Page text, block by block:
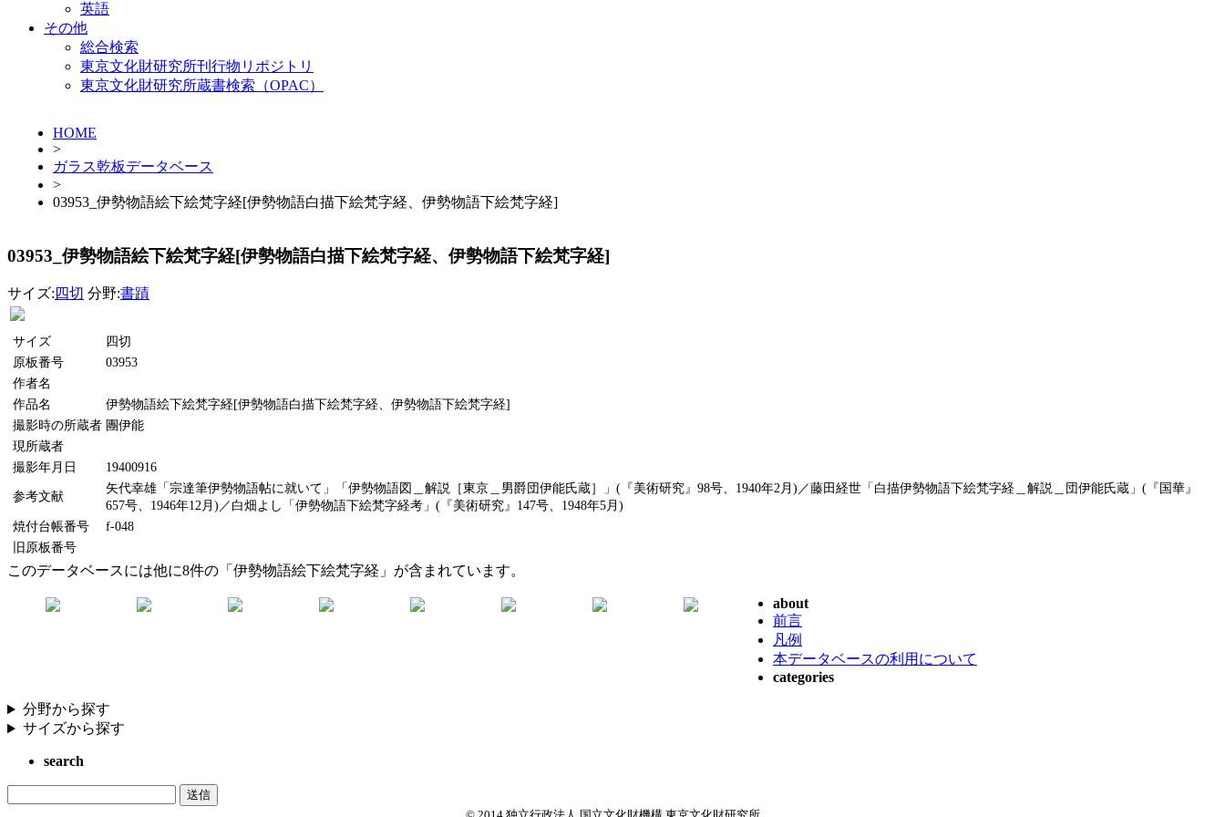
英語
その他
総合検索
東京文化財研究所刊行物リポジトリ
東京文化財研究所蔵書検索（OPAC）
HOME
>
ガラス乾板データベース
>
03953_伊勢物語絵下絵梵字経[伊勢物語白描下絵梵字経、伊勢物語下絵梵字経]
03953_伊勢物語絵下絵梵字経[伊勢物語白描下絵梵字経、伊勢物語下絵梵字経]
サイズ: 四切 分野:書蹟
サイズ
四切
原板番号
03953
作者名
作品名
伊勢物語絵下絵梵字経[伊勢物語白描下絵梵字経、伊勢物語下絵梵字経]
撮影時の所蔵者 團伊能
現所蔵者
撮影年月日
19400916
参考文献
矢代幸雄「宗達筆伊勢物語帖に就いて」「伊勢物語図＿解説［東京＿男爵団伊能氏蔵］」(『美術研究』98号、1940年2月)／藤田経世「白描伊勢物語下絵梵字経＿解説＿団伊能氏蔵」(『国華』
657号、1946年12月)／白畑よし「伊勢物語下絵梵字経考」(『美術研究』147号、1948年5月)
焼付台帳番号
f-048
旧原板番号
このデータベースには他に8件の「伊勢物語絵下絵梵字経」が含まれています。
about
前言
凡例
本データベースの利用について
categories
分野から探す
サイズから探す
search